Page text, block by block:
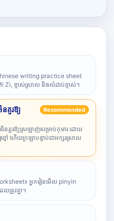
writing practice sheet
Zi, ខ្ទាស់ស្រាល និងលំដាប់ខ្ទាស់។
គួរឱ្យ
Recommended
ចិនគួរឱ្យស្រឡាញ់សម្រាប់កុមារ ដោយ
មៅ ហើយក្រឡាបន្ទាប់ជាអក្សរស្រាល
៖ អ្នករៀនមើល pinyin
ត្រូវគ្នា។